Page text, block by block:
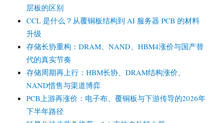
层板的区别
CCL 是什么？从覆铜板结构到 AI 服务器 PCB 的材料
升级
存储长协重构：DRAM、NAND、HBM4涨价与国产替
代的真实节奏
存储周期再上行：HBM长协、DRAM结构涨价、
NAND惜售与渠道博弈
PCB上游再涨价：电子布、覆铜板与下游传导的2026年
下半年路径